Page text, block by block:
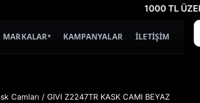
1000 TL ÜZERİ
MARKALAR▾ KAMPANYALAR İLETİŞİM
Camları / GIVI Z2247TR KASK CAMI BEYAZ